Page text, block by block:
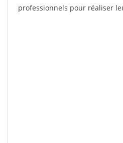
professionnels pour réaliser